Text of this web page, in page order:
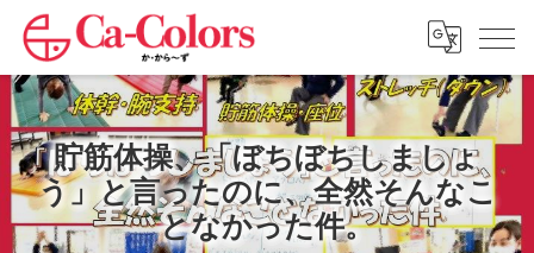
貯筋体操、「ぼちぼちしましょ
う」と言ったのに、全然そんなこ
となかった件。